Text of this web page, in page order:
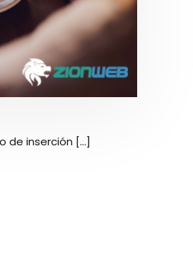
de inserción [...]